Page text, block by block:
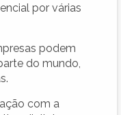
por várias
podem
do mundo,
com a